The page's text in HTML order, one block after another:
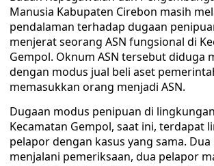
Manusia Kabupaten Cirebon masih
pendalaman terhadap dugaan
menjerat seorang ASN fungsional di
Gempol. Oknum ASN tersebut diduga
dengan modus jual beli aset
memasukkan orang menjadi ASN. ‎
Dugaan modus penipuan di
Kecamatan Gempol, saat ini, terdapat
pelapor dengan kasus yang sama.
menjalani pemeriksaan, dua pelapor